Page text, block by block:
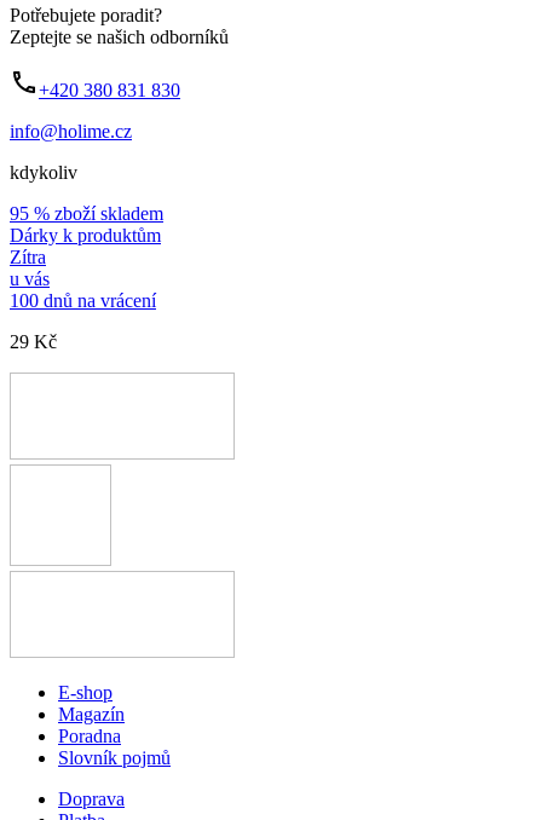
Potřebujete poradit?
Zeptejte se našich odborníků
+420 380 831 830
info@holime.cz
kdykoliv
95 % zboží skladem
Dárky k produktům
Zítra
u vás
100 dnů na vrácení
29 Kč
E-shop
Magazín
Poradna
Slovník pojmů
Doprava